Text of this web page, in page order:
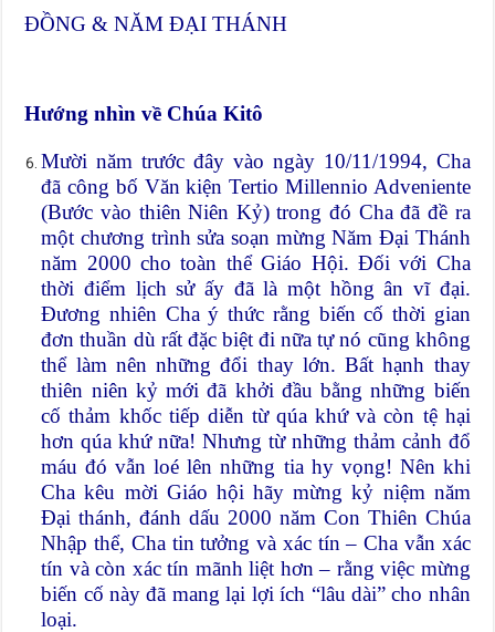
ĐỒNG & NĂM ĐẠI THÁNH
Hướng nhìn về Chúa Kitô
Mười năm trước đây vào ngày 10/11/1994, Cha
đã công bố Văn kiện Tertio Millennio Adveniente
(Bước vào thiên Niên Kỷ) trong đó Cha đã đề ra
một chương trình sửa soạn mừng Năm Đại Thánh
năm 2000 cho toàn thể Giáo Hội. Đối với Cha
thời điểm lịch sử ấy đã là một hồng ân vĩ đại.
Đương nhiên Cha ý thức rằng biến cố thời gian
đơn thuần dù rất đặc biệt đi nữa tự nó cũng không
thể làm nên những đổi thay lớn. Bất hạnh thay
thiên niên kỷ mới đã khởi đầu bằng những biến
cố thảm khốc tiếp diễn từ qúa khứ và còn tệ hại
hơn qúa khứ nữa! Nhưng từ những thảm cảnh đổ
máu đó vẫn loé lên những tia hy vọng! Nên khi
Cha kêu mời Giáo hội hãy mừng kỷ niệm năm
Đại thánh, đánh dấu 2000 năm Con Thiên Chúa
Nhập thể, Cha tin tưởng và xác tín – Cha vẫn xác
tín và còn xác tín mãnh liệt hơn – rằng việc mừng
biến cố này đã mang lại lợi ích “lâu dài” cho nhân
loại.